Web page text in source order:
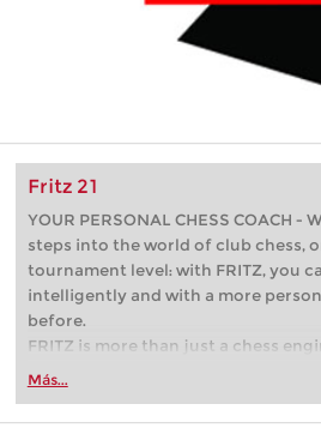
Fritz 21
YOUR PERSONAL CHESS COACH
steps into the world of club chess,
tournament level: with FRITZ, you
intelligently and with a more
before.
FRITZ is more than just a chess
Whether you’re taking your first
more efficiently, intelligently and
Más...